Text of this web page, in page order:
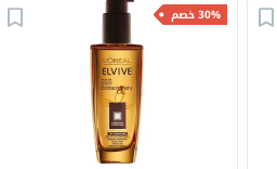
30% خصم